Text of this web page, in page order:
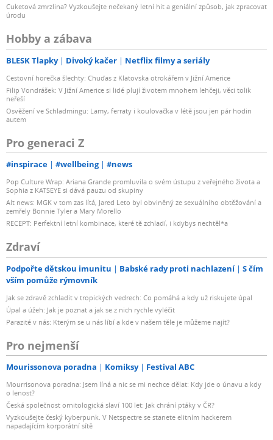
Cuketová zmrzlina? Vyzkoušejte nečekaný letní hit a geniální způsob, jak zpracovat
úrodu
Hobby a zábava
BLESK Tlapky Divoký kačer Netflix filmy a seriály
Cestovní horečka šlechty: Chuďas z Klatovska otrokářem v Jižní Americe
Filip Vondrášek: V Jižní Americe si lidé plují životem mnohem lehčeji, věci tolik
neřeší
Osvěžení ve Schladmingu: Lamy, ferraty i koulovačka v létě jsou jen pár hodin
autem
Pro generaci Z
#inspirace #wellbeing #news
Pop Culture Wrap: Ariana Grande promluvila o svém ústupu z veřejného života a
Sophia z KATSEYE si dává pauzu od skupiny
Alt news: MGK v tom zas lítá, Jared Leto byl obviněný ze sexuálního obtěžování a
zemřely Bonnie Tyler a Mary Morello
RECEPT: Perfektní letní kombinace, které tě zchladí, i kdybys nechtěl*a
Zdraví
Podpořte dětskou imunitu Babské rady proti nachlazení
S čím
vším pomůže rýmovník
Jak se zdravě zchladit v tropických vedrech: Co pomáhá a kdy už riskujete úpal
Úpal a úžeh: Jak je poznat a jak se z nich rychle vyléčit
Parazité v nás: Kterým se u nás líbí a kde v našem těle je můžeme najít?
Pro nejmenší
Mourissonova poradna Komiksy Festival ABC
Mourrisonova poradna: Jsem líná a nic se mi nechce dělat: Kdy jde o únavu a kdy
o lenost?
Česká společnost ornitologická slaví 100 let: Jak chrání ptáky v ČR?
Vyzkoušejte český kyberpunk. V Netspectre se stanete elitním hackerem
napadajícím korporátní sítě